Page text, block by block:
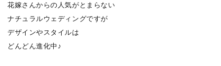
花嫁さんからの人気がとまらない
ナチュラルウェディングですが
デザインやスタイルは
どんどん進化中♪